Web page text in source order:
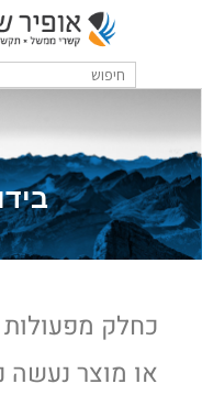
כחלק
או מוצר נעשה